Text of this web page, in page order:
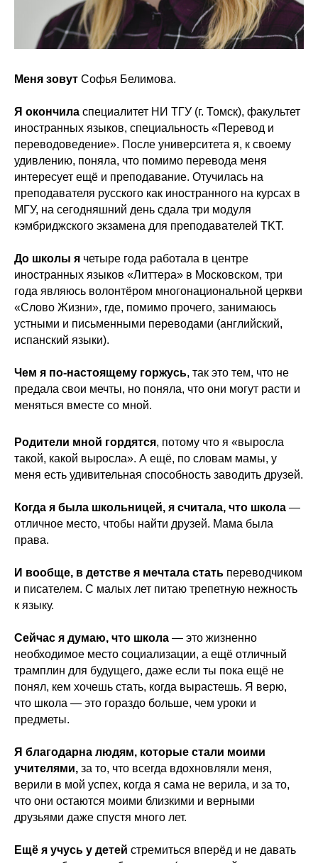
Меня зовут Софья Белимова.
Я окончила специалитет НИ ТГУ (г. Томск), факультет
иностранных языков, специальность «Перевод и
переводоведение». После университета я, к своему
удивлению, поняла, что помимо перевода меня
интересует ещё и преподавание. Отучилась на
преподавателя русского как иностранного на курсах в
МГУ, на сегодняшний день сдала три модуля
кэмбриджского экзамена для преподавателей TKT.
До школы я четыре года работала в центре
иностранных языков «Литтера» в Московском, три
года являюсь волонтёром многонациональной церкви
«Слово Жизни», где, помимо прочего, занимаюсь
устными и письменными переводами (английский,
испанский языки).
Чем я по-настоящему горжусь, так это тем, что не
предала свои мечты, но поняла, что они могут расти и
меняться вместе со мной.
Родители мной гордятся, потому что я «выросла
такой, какой выросла». А ещё, по словам мамы, у
меня есть удивительная способность заводить друзей.
Когда я была школьницей, я считала, что школа —
отличное место, чтобы найти друзей. Мама была
права.
И вообще, в детстве я мечтала стать переводчиком
и писателем. С малых лет питаю трепетную нежность
к языку.
Сейчас я думаю, что школа — это жизненно
необходимое место социализации, а ещё отличный
трамплин для будущего, даже если ты пока ещё не
понял, кем хочешь стать, когда вырастешь. Я верю,
что школа — это гораздо больше, чем уроки и
предметы.
Я благодарна людям, которые стали моими
учителями, за то, что всегда вдохновляли меня,
верили в мой успех, когда я сама не верила, и за то,
что они остаются моими близкими и верными
друзьями даже спустя много лет.
Ещё я учусь у детей стремиться вперёд и не давать